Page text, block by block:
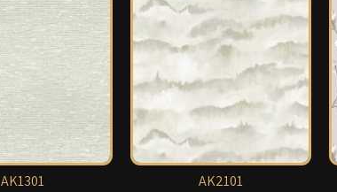
AK2101
AK1301